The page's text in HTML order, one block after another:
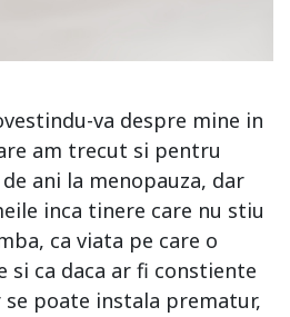
va despre mine in
am trecut si pentru
ani la menopauza, dar
inca tinere care nu stiu
ca viata pe care o
si ca daca ar fi constiente
se poate instala prematur,